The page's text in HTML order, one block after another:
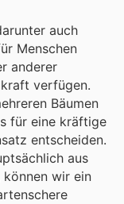
auch
Menschen
anderer
verfügen.
Bäumen
für eine kräftige
entscheiden.
aus
können wir ein